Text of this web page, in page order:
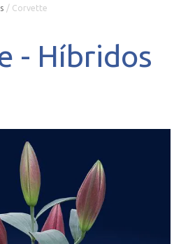
/ Corvette
- Híbridos